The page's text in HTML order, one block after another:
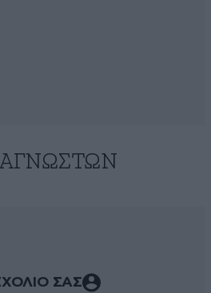
ΣΑΣ